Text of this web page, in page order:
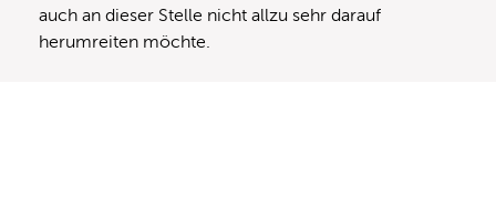
auch an dieser Stelle nicht allzu sehr darauf
herumreiten möchte.